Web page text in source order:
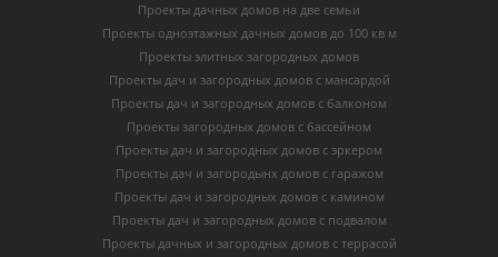
Проекты дачных домов на две семьи
Проекты одноэтажных дачных домов до 100 кв м
Проекты элитных загородных домов
Проекты дач и загородных домов с мансардой
Проекты дач и загородных домов с балконом
Проекты загородных домов с бассейном
Проекты дач и загородных домов с эркером
Проекты дач и загородынх домов с гаражом
Проекты дач и загородных домов с камином
Проекты дач и загородных домов с подвалом
Проекты дачных и загородных домов с террасой